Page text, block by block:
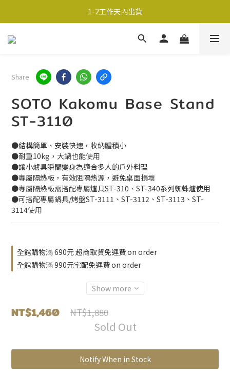
超商取貨690免運；宅配990免運
1-2工作天內出貨
超商取貨690免運；宅配990免運
Share
SOTO Kakomu Base Stand
ST-3110
●結構簡單、安裝快速，收納體積小
●耐重10kg，大鍋也能使用
●讓小爐具瞬間變身為適合多人的戶外料理
●專屬隔熱板，有效阻隔熱源，避免桌面損壞
●專屬隔熱板需搭配專屬爐具ST-310、ST-340系列蜘蛛爐使用
●可搭配專屬鍋具/烤盤ST-3111、ST-3112、ST-3113、ST-
3114使用
全館購物滿 690元 超商取貨免運費 on order
全館購物滿 990元宅配免運費 on order
Show more
NT$1,460 NT$1,880
Sold Out
Notify When in Stock